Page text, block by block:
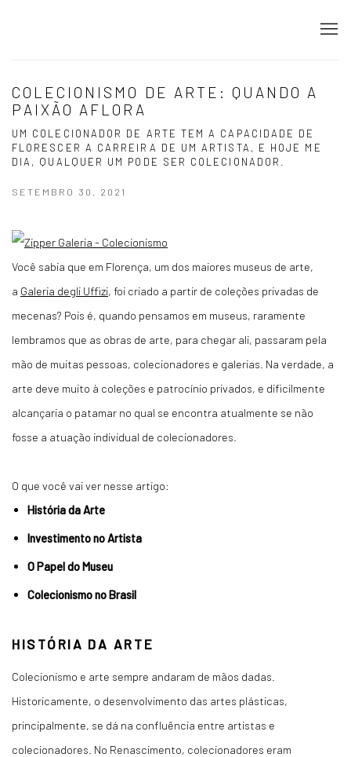
COLECIONISMO DE ARTE: QUANDO A
PAIXÃO AFLORA
UM COLECIONADOR DE ARTE TEM A CAPACIDADE DE
FLORESCER A CARREIRA DE UM ARTISTA, E HOJE ME
DIA, QUALQUER UM PODE SER COLECIONADOR.
SETEMBRO 30, 2021
Você sabia que em Florença, um dos maiores museus de arte,
a Galeria degli Uffizi, foi criado a partir de coleções privadas de
mecenas? Pois é, quando pensamos em museus, raramente
lembramos que as obras de arte, para chegar ali, passaram pela
mão de muitas pessoas, colecionadores e galerias. Na verdade, a
arte deve muito à coleções e patrocínio privados, e dificilmente
alcançaria o patamar no qual se encontra atualmente se não
fosse a atuação individual de colecionadores.
O que você vai ver nesse artigo:
História da Arte
Investimento no Artista
O Papel do Museu
Colecionismo no Brasil
HISTÓRIA DA ARTE
Colecionismo e arte sempre andaram de mãos dadas.
Historicamente, o desenvolvimento das artes plásticas,
principalmente, se dá na confluência entre artistas e
colecionadores. No Renascimento, colecionadores eram